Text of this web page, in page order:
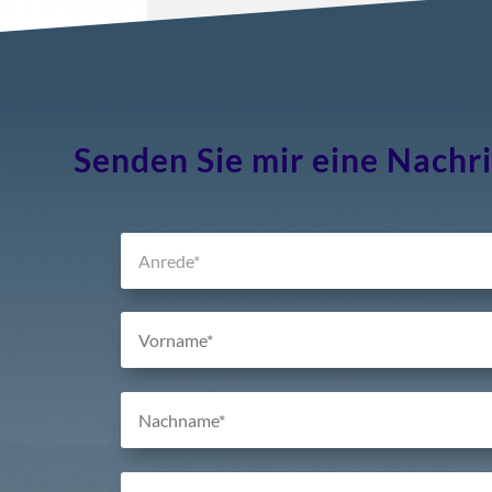
Senden Sie mir eine